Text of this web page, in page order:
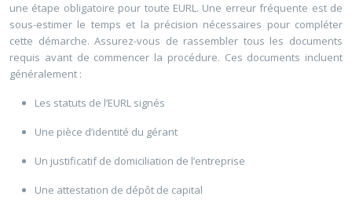
une étape obligatoire pour toute EURL. Une erreur fréquente est de
sous-estimer le temps et la précision nécessaires pour compléter
cette démarche. Assurez-vous de rassembler tous les documents
requis avant de commencer la procédure. Ces documents incluent
généralement :
Les statuts de l’EURL signés
Une pièce d’identité du gérant
Un justificatif de domiciliation de l’entreprise
Une attestation de dépôt de capital